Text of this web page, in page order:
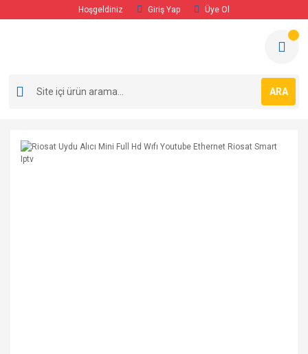
Hoşgeldiniz Giriş Yap Üye Ol
ARA